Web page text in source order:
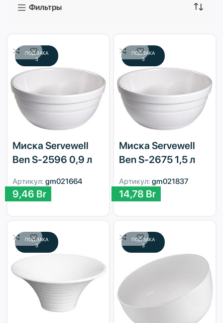
Фильтры
ПОД ЗАКА
З
Миска Servewell
Ben S-2596 0,9 л
Артикул: gm021664
9,46 Br
ПОД ЗАКА
З
Миска Servewell
Ben S-2675 1,5 л
Артикул: gm021837
14,78 Br
ПОД ЗАКА
З
ПОД ЗАКА
З